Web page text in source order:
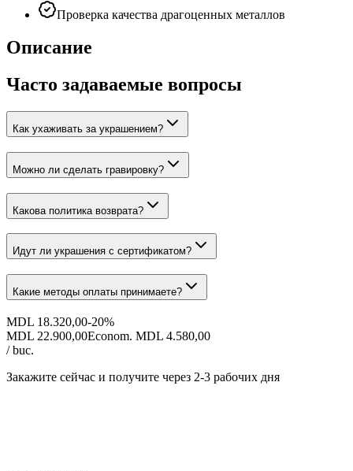
Проверка качества драгоценных металлов
Описание
Часто задаваемые вопросы
Как ухаживать за украшением?
Можно ли сделать гравировку?
Какова политика возврата?
Идут ли украшения с сертификатом?
Какие методы оплаты принимаете?
MDL 18.320,00-20%
MDL 22.900,00Econom. MDL 4.580,00
/ buc.
Закажите сейчас и получите через 2-3 рабочих дня